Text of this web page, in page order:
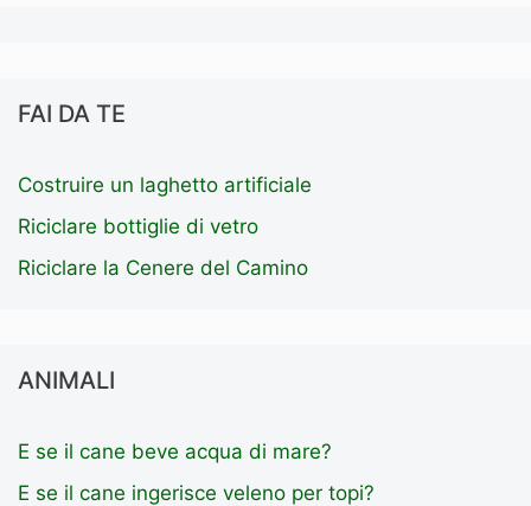
FAI DA TE
Costruire un laghetto artificiale
Riciclare bottiglie di vetro
Riciclare la Cenere del Camino
ANIMALI
E se il cane beve acqua di mare?
E se il cane ingerisce veleno per topi?